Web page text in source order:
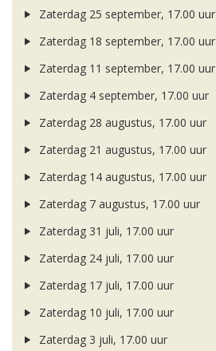
Zaterdag 25 september, 17.00 uur
Zaterdag 18 september, 17.00 uur
Zaterdag 11 september, 17.00 uur
Zaterdag 4 september, 17.00 uur
Zaterdag 28 augustus, 17.00 uur
Zaterdag 21 augustus, 17.00 uur
Zaterdag 14 augustus, 17.00 uur
Zaterdag 7 augustus, 17.00 uur
Zaterdag 31 juli, 17.00 uur
Zaterdag 24 juli, 17.00 uur
Zaterdag 17 juli, 17.00 uur
Zaterdag 10 juli, 17.00 uur
Zaterdag 3 juli, 17.00 uur